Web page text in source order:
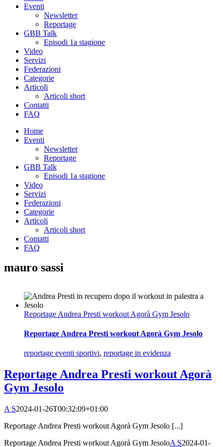
Eventi
Newsletter
Reportage
GBB Talk
Episodi 1a stagione
Video
Servizi
Federazioni
Categorie
Articoli
Articoli short
Contatti
FAQ
Home
Eventi
Newsletter
Reportage
GBB Talk
Episodi 1a stagione
Video
Servizi
Federazioni
Categorie
Articoli
Articoli short
Contatti
FAQ
mauro sassi
Reportage Andrea Presti workout Agorà Gym Jesolo
Reportage Andrea Presti workout Agorà Gym Jesolo
reportage eventi sportivi, reportage in evidenza
Reportage Andrea Presti workout Agorà
Gym Jesolo
A S2024-01-26T00:32:09+01:00
Reportage Andrea Presti workout Agorà Gym Jesolo [...]
Reportage Andrea Presti workout Agorà Gym JesoloA S2024-01-